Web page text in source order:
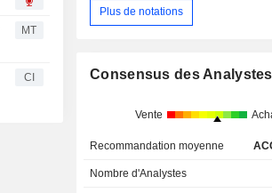
MT
CI
Plus de notations
Consensus des Analystes
Vente
Recommandation moyenne
Nombre d'Analystes